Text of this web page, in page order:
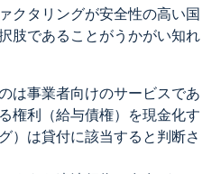
クタリングが安全性の高い国
肢であることがうかがい知れ
は事業者向けのサービスであ
権利（給与債権）を現金化す
）は貸付に該当すると判断さ